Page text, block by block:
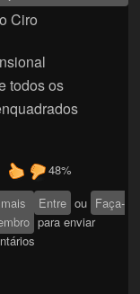
Ciro
todos os
48%
sobre Visão de
perfil
Entre ou Faça-
para enviar